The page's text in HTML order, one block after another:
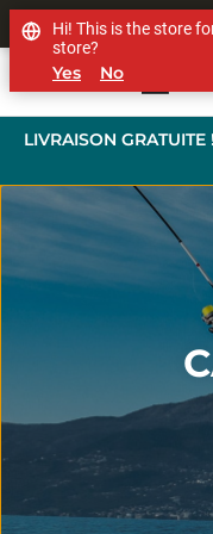
LIVRAISON
Hi! This is the store
store?
Yes No